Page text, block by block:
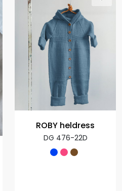
ROBY heldress
DG 476-22D